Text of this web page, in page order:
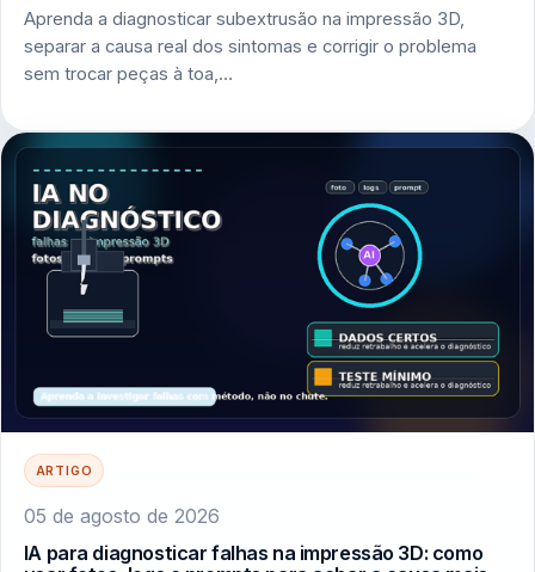
Aprenda a diagnosticar subextrusão na impressão 3D,
separar a causa real dos sintomas e corrigir o problema
sem trocar peças à toa,…
ARTIGO
05 de agosto de 2026
IA para diagnosticar falhas na impressão 3D: como